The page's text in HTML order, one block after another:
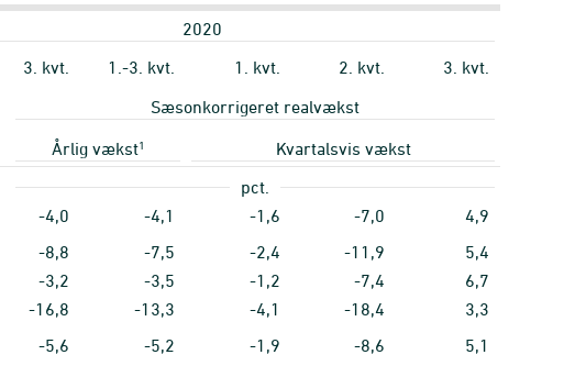
2020
3. kvt. 1.-3. kvt. 1. kvt. 2. kvt.
3. kvt.
Sæsonkorrigeret realvækst
Årlig vækst1
Kvartalsvis vækst
pct.
-4,0 -4,1 -1,6 -7,0
4,9
-8,8 -7,5 -2,4 -11,9
5,4
-3,2 -3,5 -1,2 -7,4
6,7
-16,8 -13,3 -4,1 -18,4
3,3
-5,6 -5,2 -1,9 -8,6
5,1